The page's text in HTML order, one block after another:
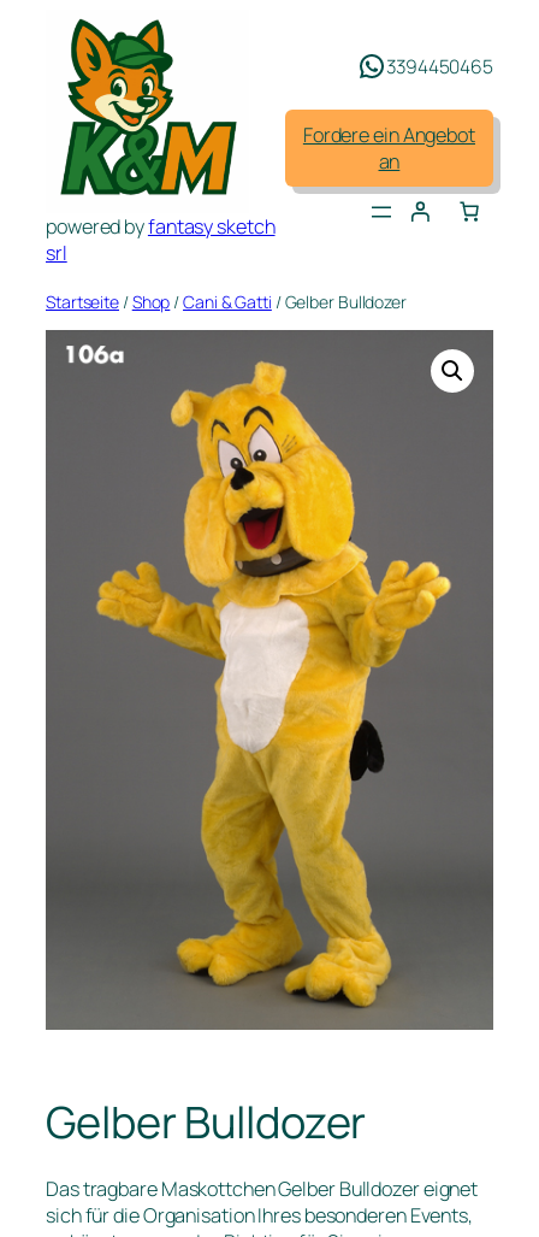
springen
powered byfantasy sketch
srl
3394450465
Fordere ein Angebot
an
Startseite /Shop /Cani & Gatti / Gelber Bulldozer
Gelber Bulldozer
Das tragbare Maskottchen Gelber Bulldozer eignet
sich für die Organisation Ihres besonderen Events,